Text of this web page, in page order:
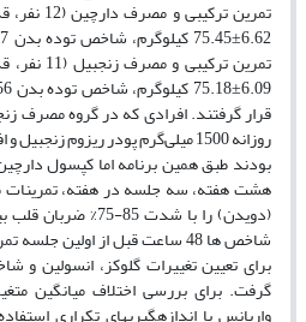
قرار گرفتند. افرادی که در گروه مصرف
روزانه 1500 میلی‌گرم پودر ریزوم
بودند طبق همین برنامه اما کپسول
هشت هفته، سه جلسه در هفته، تمرینات
(دویدن) را با شدت
شاخص ­ها 48 ساعت قبل از اولین
برای تعیین تغییرات گلوکز، انسولین
گرفت. برای بررسی اختلاف میانگین